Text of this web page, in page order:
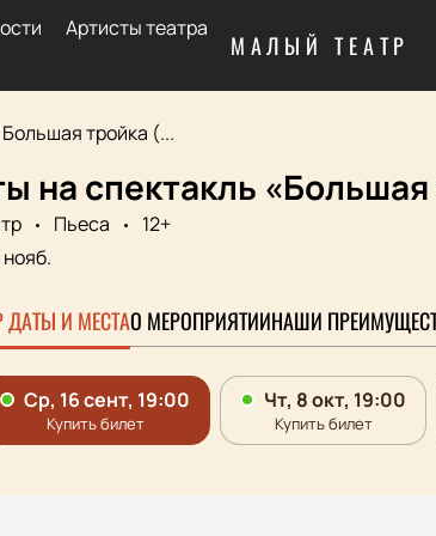
МАЛЫЙ ТЕАТР
Артисты театра
Большая тройка (...
на спектакль
Пьеса
12+
нояб.
ДАТЫ И МЕСТАО МЕРОПРИЯТИИНАШИ